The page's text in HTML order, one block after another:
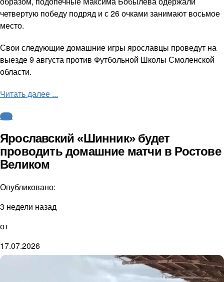
четвертую победу подряд и с 26 очками занимают восьмое
место.
Свои следующие домашние игры ярославцы проведут на
выезде 9 августа против Футбольной Школы Смоленской
области.
Читать далее ...
ФНЛ
Ярославский «Шинник» будет
проводить домашние матчи в Ростове
Великом
Опубликовано:
3 недели назад
от
17.07.2026